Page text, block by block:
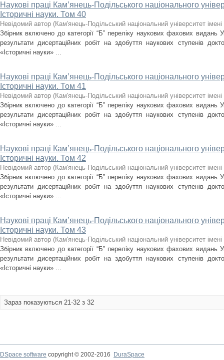
Наукові праці Кам’янець-Подільського національного
Історичні науки. Том 40
Невідомий автор (Кам'янець-Подільський національний університет імені
Збірник включено до категорії “Б” переліку наукових фахових видань
результати дисертаційних робіт на здобуття наукових ступенів
«Історичні науки» ...
Наукові праці Кам’янець-Подільського національного
Історичні науки. Том 41
Невідомий автор (Кам'янець-Подільський національний університет імені
Збірник включено до категорії “Б” переліку наукових фахових видань
результати дисертаційних робіт на здобуття наукових ступенів
«Історичні науки» ...
Наукові праці Кам’янець-Подільського національного
Історичні науки. Том 42
Невідомий автор (Кам'янець-Подільський національний університет імені
Збірник включено до категорії “Б” переліку наукових фахових видань
результати дисертаційних робіт на здобуття наукових ступенів
«Історичні науки» ...
Наукові праці Кам’янець-Подільського національного
Історичні науки. Том 43
Невідомий автор (Кам'янець-Подільський національний університет імені
Збірник включено до категорії “Б” переліку наукових фахових видань
результати дисертаційних робіт на здобуття наукових ступенів
«Історичні науки» ...
Зараз показуються 21-32 з 32
DSpace software copyright © 2002-2016 DuraSpace